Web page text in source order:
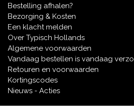
Bestelling afhalen?
Bezorging & Kosten
Een klacht melden
Over Typisch Hollands
Algemene voorwaarden
Vandaag bestellen is vandaag
Retouren en voorwaarden
Kortingscodes
Nieuws - Acties